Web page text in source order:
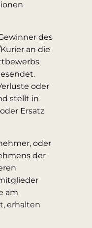
des
an die
oder
stellt in
Ersatz
oder
der
am
erhalten